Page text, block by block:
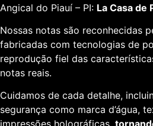
Angical do Piauí – PI: La Casa de
Nossas notas são reconhecidas
fabricadas com tecnologias de
reprodução fiel das
notas reais.
Cuidamos de cada detalhe,
segurança como marca d’água,